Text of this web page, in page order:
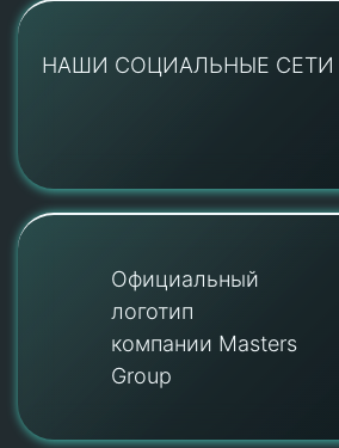
НАШИ СОЦИАЛЬНЫЕ СЕТИ
Официальный
логотип
компании Masters
Group